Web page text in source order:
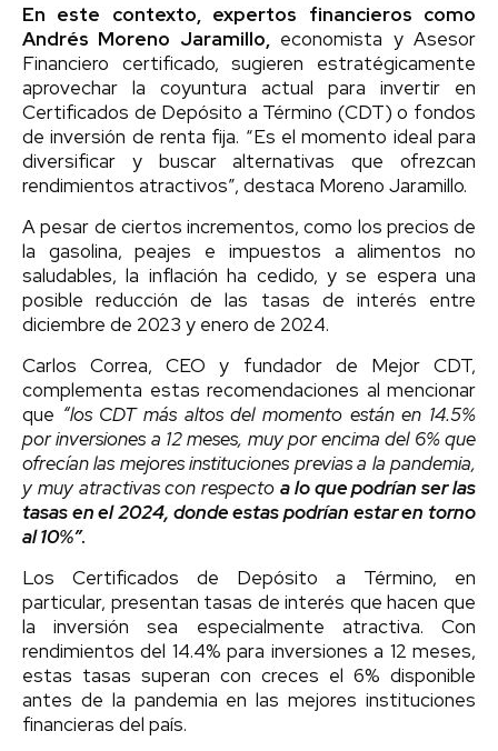
En este contexto, expertos financieros como
Andrés Moreno Jaramillo,economista y Asesor
Financiero certificado, sugieren estratégicamente
aprovechar la coyuntura actual para invertir en
Certificados de Depósito a Término (CDT) o fondos
de inversión de renta fija. “Es el momento ideal para
diversificar y buscar alternativas que ofrezcan
rendimientos atractivos”, destaca Moreno Jaramillo.
A pesar de ciertos incrementos, como los precios de
la gasolina, peajes e impuestos a alimentos no
saludables, la inflación ha cedido, y se espera una
posible reducción de las tasas de interés entre
diciembre de 2023 y enero de 2024.
Carlos Correa, CEO y fundador de Mejor CDT,
complementa estas recomendaciones al mencionar
que “los CDT más altos del momento están en 14.5%
por inversiones a 12 meses, muy por encima del 6% que
ofrecían las mejores instituciones previas a la pandemia,
y muy atractivas con respecto a lo que podrían ser las
tasas en el 2024, donde estas podrían estar en torno
al 10%”.
Los Certificados de Depósito a Término, en
particular, presentan tasas de interés que hacen que
la inversión sea especialmente atractiva. Con
rendimientos del 14.4% para inversiones a 12 meses,
estas tasas superan con creces el 6% disponible
antes de la pandemia en las mejores instituciones
financieras del país.